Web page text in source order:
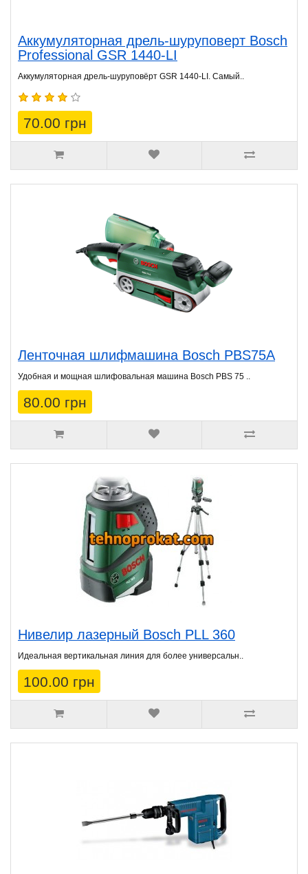
Аккумуляторная дрель-шуруповерт Bosch
Professional GSR 1440-LI
Аккумуляторная дрель-шуруповёрт GSR 1440-LI. Самый..
70.00 грн
Ленточная шлифмашина Bosch PBS75A
Удобная и мощная шлифовальная машина Bosch PBS 75 ..
80.00 грн
Нивелир лазерный Bosch PLL 360
Идеальная вертикальная линия для более универсальн..
100.00 грн